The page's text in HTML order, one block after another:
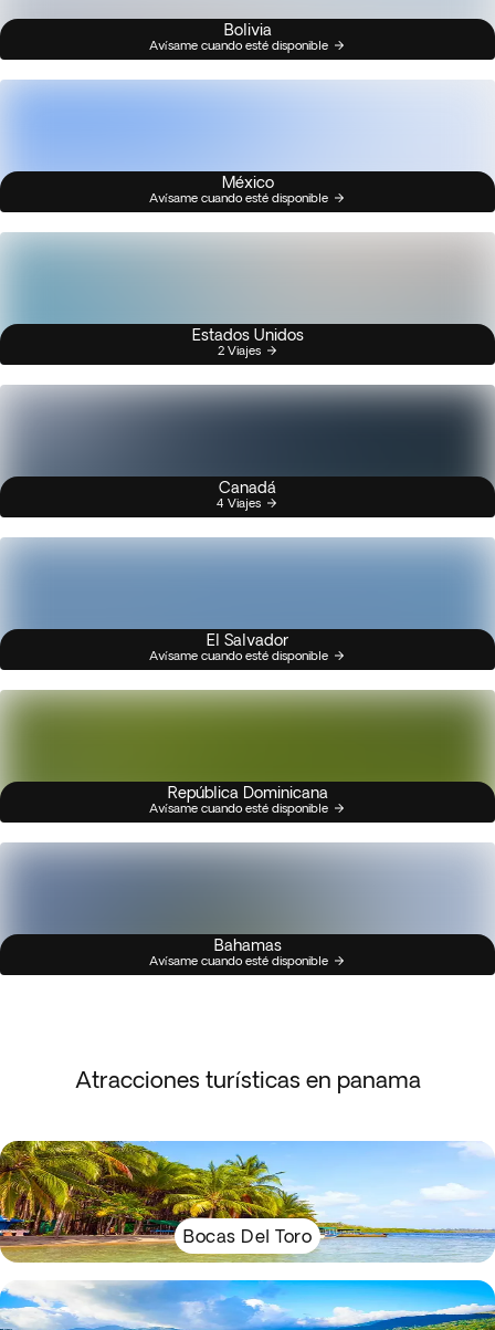
Bolivia
Avísame cuando esté disponible
México
Avísame cuando esté disponible
Estados Unidos
2 Viajes
Canadá
4 Viajes
El Salvador
Avísame cuando esté disponible
República Dominicana
Avísame cuando esté disponible
Bahamas
Avísame cuando esté disponible
Atracciones turísticas en panama
Bocas Del Toro